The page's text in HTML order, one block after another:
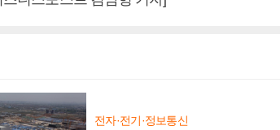
전자·전기·정보통신